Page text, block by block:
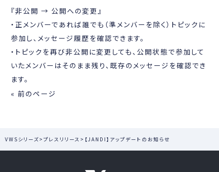
『非公開 → 公開への変更』
・正メンバーであれば誰でも（準メンバーを除く）トピックに
参加し、メッセージ履歴を確認できます。
・トピックを再び非公開に変更しても、公開状態で参加して
いたメンバーはそのまま残り、既存のメッセージを確認でき
ます。
« 前のページ
VWSシリーズ> プレスリリース > 【JANDI】アップデートのお知らせ